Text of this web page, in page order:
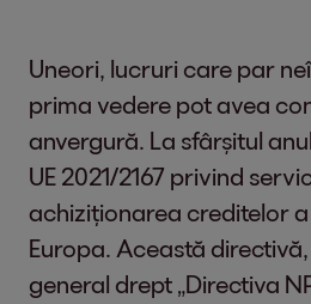
Uneori, lucruri care par
prima vedere pot avea
anvergură. La sfârșitul
UE 2021/2167 privind
achiziționarea creditelor
Europa. Această
general drept „Directiva